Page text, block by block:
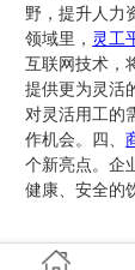
野，提升人力
领域里， 灵工
互联网技术，
提供更为灵活
对灵活用工的
作机会。四、
个新亮点。企
健康、安全的
点。总之，人
课等新形式